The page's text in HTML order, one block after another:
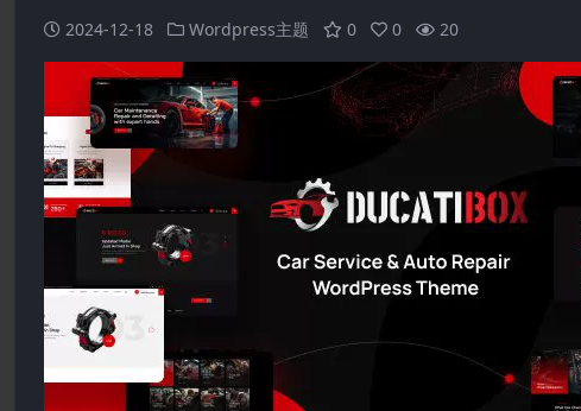
2024-12-18 Wordpress主题 0 0 20